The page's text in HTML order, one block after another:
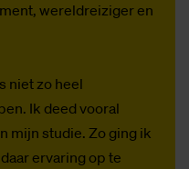
wereldreiziger en
niet zo heel
Ik deed vooral
mijn studie. Zo ging ik
ervaring op te